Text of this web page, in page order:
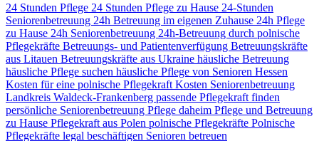
24 Stunden Pflege 24 Stunden Pflege zu Hause 24-Stunden
Seniorenbetreuung 24h Betreuung im eigenen Zuhause 24h Pflege
zu Hause 24h Seniorenbetreuung 24h-Betreuung durch polnische
Pflegekräfte Betreuungs- und Patientenverfügung Betreuungskräfte
aus Litauen Betreuungskräfte aus Ukraine häusliche Betreuung
häusliche Pflege suchen häusliche Pflege von Senioren Hessen
Kosten für eine polnische Pflegekraft Kosten Seniorenbetreuung
Landkreis Waldeck-Frankenberg passende Pflegekraft finden
persönliche Seniorenbetreuung Pflege daheim Pflege und Betreuung
zu Hause Pflegekraft aus Polen polnische Pflegekräfte Polnische
Pflegekräfte legal beschäftigen Senioren betreuen